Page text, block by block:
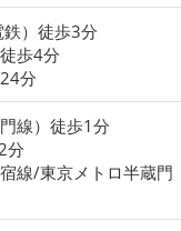
）徒歩3分
歩4分
分
線）徒歩1分
分
線/東京メトロ半蔵門